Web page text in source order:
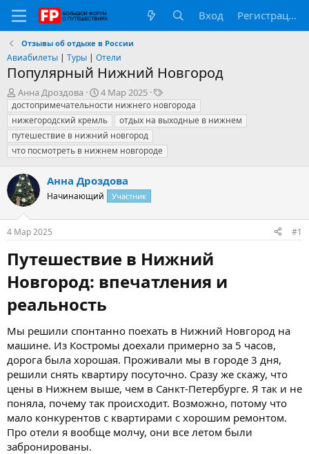
Вход Регистрация
Отзывы об отдыхе в России
Авиабилеты | Туры | Отели
Популярный Нижний Новгород
А
в
т
о
р
т
м
ы
Анна Дроздова
Д
а
т
а
н
а
а
л
а
4 Мар 2025
Т
е
г
и
достопримечательности нижнего новгорода
нижегородский кремль
отдых на выходные в нижнем
путешествие в нижний новгород
что посмотреть в нижнем новгороде
Анна Дроздова
Начинающий Участник
4 Мар 2025 #1
Путешествие в Нижний
Новгород: впечатления и
реальность​
Мы решили спонтанно поехать в Нижний Новгород на
машине. Из Костромы доехали примерно за 5 часов,
дорога была хорошая. Проживали мы в городе 3 дня,
решили снять квартиру посуточно. Сразу же скажу, что
цены в Нижнем выше, чем в Санкт-Петербурге. Я так и не
поняла, почему так происходит. Возможно, потому что
мало конкурентов с квартирами с хорошим ремонтом.
Про отели я вообще молчу, они все летом были
забронированы.